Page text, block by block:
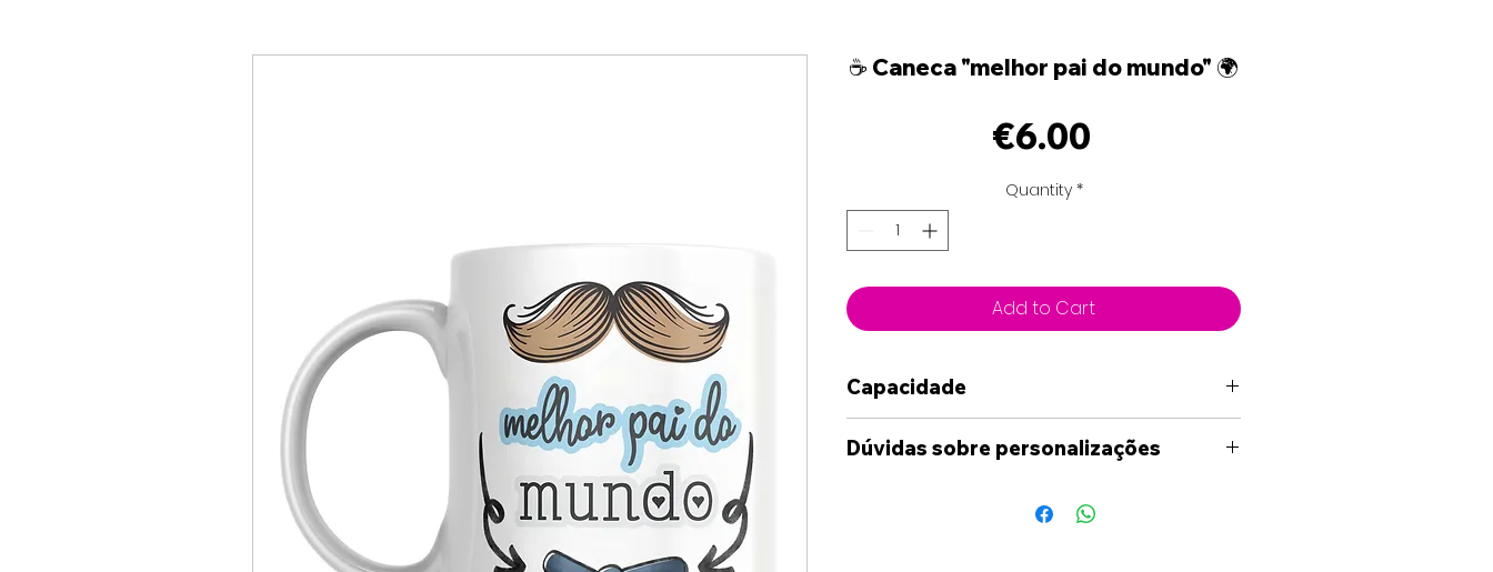
☕ Caneca "melhor pai do mundo" 🌍
€6.00Price
Quantity *
Add to Cart
Capacidade
350ml
Dúvidas sobre personalizações
das opções disponíveis no site, por favor